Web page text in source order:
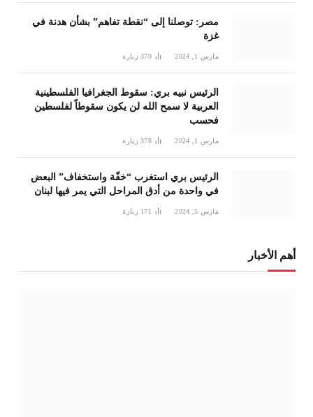
مصر: توصلنا إلى “نقطة تفاهم” بشأن هدنة في
غزة
مارس 1, 2024 379 زيارة
الرئيس نبيه بري: سقوط الجغرافيا الفلسطينية
العربية لا سمح الله لن يكون سقوطاً لفلسطين
فحسب
مارس 1, 2024 378 زيارة
الرئيس بري استغرب “خفّة واستخفاف” البعض
في واحدة من أدق المراحل التي يمر فيها لبنان
مارس 5, 2024 171 زيارة
أهم الأخبار